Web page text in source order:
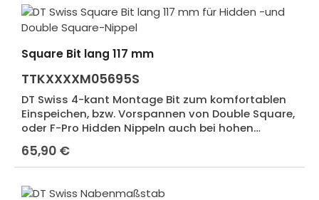
Square Bit lang 117 mm
TTKXXXXM05695S
DT Swiss 4-kant Montage Bit zum komfortablen
Einspeichen, bzw. Vorspannen von Double Square,
oder F-Pro Hidden Nippeln auch bei hohen
Carbon-Felgen. Mit dem verstellbaren Bit lassen
sich die Laufräder problemlos auf eine
gleichmäßige Vorspannung bringen.
Regulärer Preis:
65,90 €